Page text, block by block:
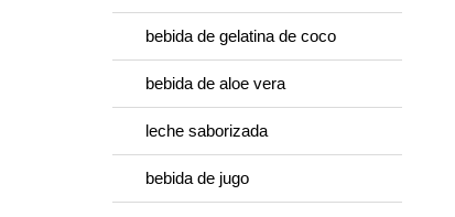
bebida de gelatina de coco
bebida de aloe vera
leche saborizada
bebida de jugo